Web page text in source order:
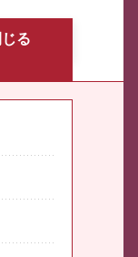
じる